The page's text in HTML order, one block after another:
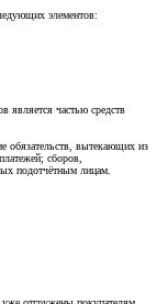
элементов:
является частью средств
обязательств, вытекающих из
сборов,
подотчётным лицам.